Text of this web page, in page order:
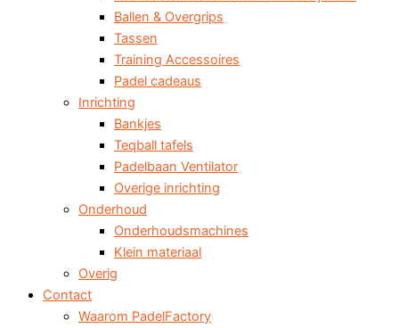
Ballen & Overgrips
Tassen
Training Accessoires
Padel cadeaus
Inrichting
Bankjes
Teqball tafels
Padelbaan Ventilator
Overige inrichting
Onderhoud
Onderhoudsmachines
Klein materiaal
Overig
Contact
Waarom PadelFactory